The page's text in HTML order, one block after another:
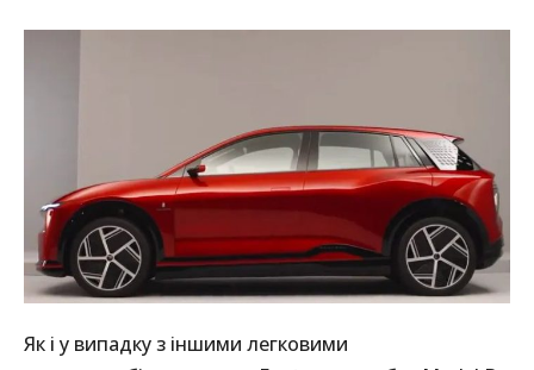
Як і у випадку з іншими легковими